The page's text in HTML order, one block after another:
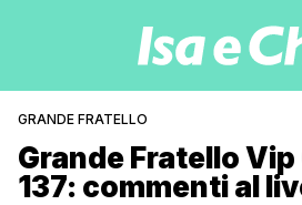
GRANDE FRATELLO
Grande Fratello
137: commenti al